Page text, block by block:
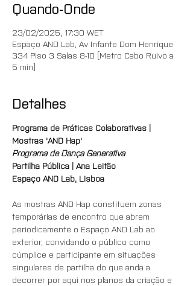
Quando-Onde
23/02/2025, 17:30 WET
Espaço AND Lab, Av Infante Dom Henrique
334 Piso 3 Salas 8-10 [Metro Cabo Ruivo a
5 min]
Detalhes
Programa de Práticas Colaborativas |
Mostras 'AND Hap'
Programa de Dança Generativa
Partilha Pública | Ana Leitão
Espaço AND Lab, Lisboa
As mostras AND Hap constituem zonas
temporárias de encontro que abrem
periodicamente o Espaço AND Lab ao
exterior, convidando o público como
cúmplice e participante em situações
singulares de partilha do que anda a
decorrer por aqui nos planos da criação e